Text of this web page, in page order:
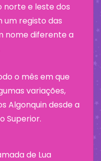
norte e leste dos
um registo das
nome diferente a
o mês em que
variações,
Algonquin desde a
Superior.
de Lua